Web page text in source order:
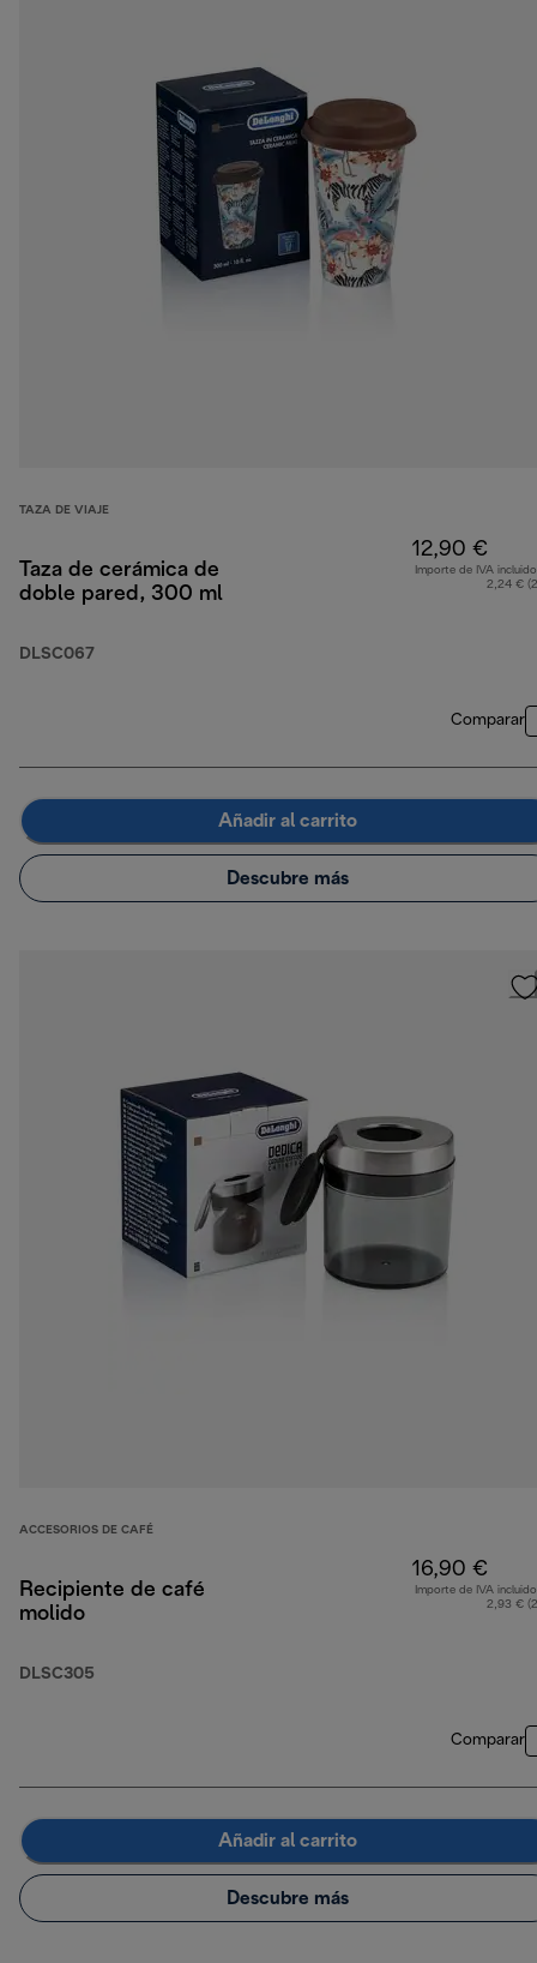
TAZA DE VIAJE
Taza de cerámica de
doble pared, 300 ml
DLSC067
12,90 €
Importe de IVA
2,24 €
Comparar
Añadir al carrito
Descubre más
ACCESORIOS DE CAFÉ
Recipiente de café
molido
DLSC305
16,90 €
Importe de IVA
2,93 €
Comparar
Añadir al carrito
Descubre más